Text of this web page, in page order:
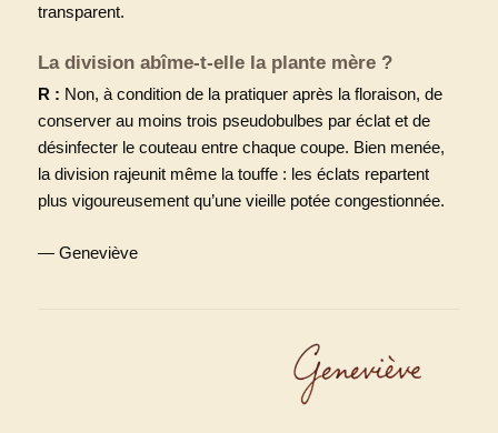
transparent.
La division abîme-t-elle la plante mère ?
R : Non, à condition de la pratiquer après la floraison, de
conserver au moins trois pseudobulbes par éclat et de
désinfecter le couteau entre chaque coupe. Bien menée,
la division rajeunit même la touffe : les éclats repartent
plus vigoureusement qu’une vieille potée congestionnée.
— Geneviève